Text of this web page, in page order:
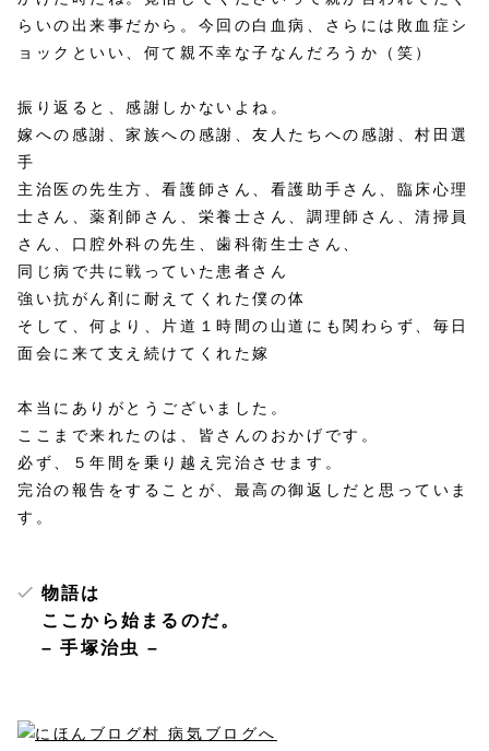
らいの出来事だから。今回の白血病、さらには敗血症シ
ョックといい、何て親不幸な子なんだろうか（笑）
振り返ると、感謝しかないよね。
嫁への感謝、家族への感謝、友人たちへの感謝、村田選
手
主治医の先生方、看護師さん、看護助手さん、臨床心理
士さん、薬剤師さん、栄養士さん、調理師さん、清掃員
さん、口腔外科の先生、歯科衛生士さん、
同じ病で共に戦っていた患者さん
強い抗がん剤に耐えてくれた僕の体
そして、何より、片道１時間の山道にも関わらず、毎日
面会に来て支え続けてくれた嫁
本当にありがとうございました。
ここまで来れたのは、皆さんのおかげです。
必ず、５年間を乗り越え完治させます。
完治の報告をすることが、最高の御返しだと思っていま
す。
物語は
ここから始まるのだ。
– 手塚治虫 –